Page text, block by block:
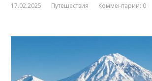
17.02.2025 Путешествия Комментарии: 0